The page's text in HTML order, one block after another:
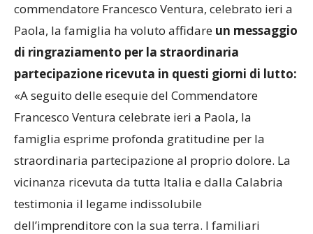
commendatore Francesco Ventura, celebrato ieri a
Paola, la famiglia ha voluto affidare un messaggio
di ringraziamento per la straordinaria
partecipazione ricevuta in questi giorni di lutto:
«A seguito delle esequie del Commendatore
Francesco Ventura celebrate ieri a Paola, la
famiglia esprime profonda gratitudine per la
straordinaria partecipazione al proprio dolore. La
vicinanza ricevuta da tutta Italia e dalla Calabria
testimonia il legame indissolubile
dell’imprenditore con la sua terra. I familiari